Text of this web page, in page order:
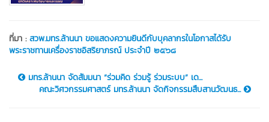
ที่มา :สวพ.มทร.ล้านนา ขอแสดงความยินดีกับบุคลากรในโอกาสได้รับ
พระราชทานเครื่องราชอิสริยาภรณ์ ประจำปี ๒๕๖๘
มทร.ล้านนา จัดสัมมนา “ร่วมคิด ร่วมรู้ ร่วมระบบ” เด...
คณะวิศวกรรมศาสตร์ มทร.ล้านนา จัดกิจกรรมสืบสานวัฒนธ...